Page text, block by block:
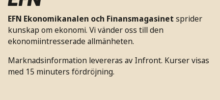
EFN Ekonomikanalen och Finansmagasinet sprider
kunskap om ekonomi. Vi vänder oss till den
ekonomiintresserade allmänheten.
Marknadsinformation levereras av Infront. Kurser visas
med 15 minuters fördröjning.